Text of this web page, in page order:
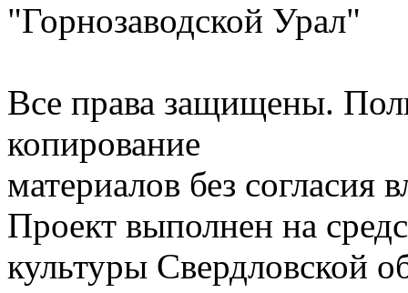
"Горнозаводской Урал"
Все права защищены.
копирование
материалов без согласия
Проект выполнен на
культуры Свердловской